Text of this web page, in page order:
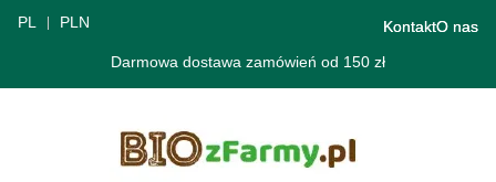
PL PLN KontaktO nas
Darmowa dostawa zamówień od 150 zł